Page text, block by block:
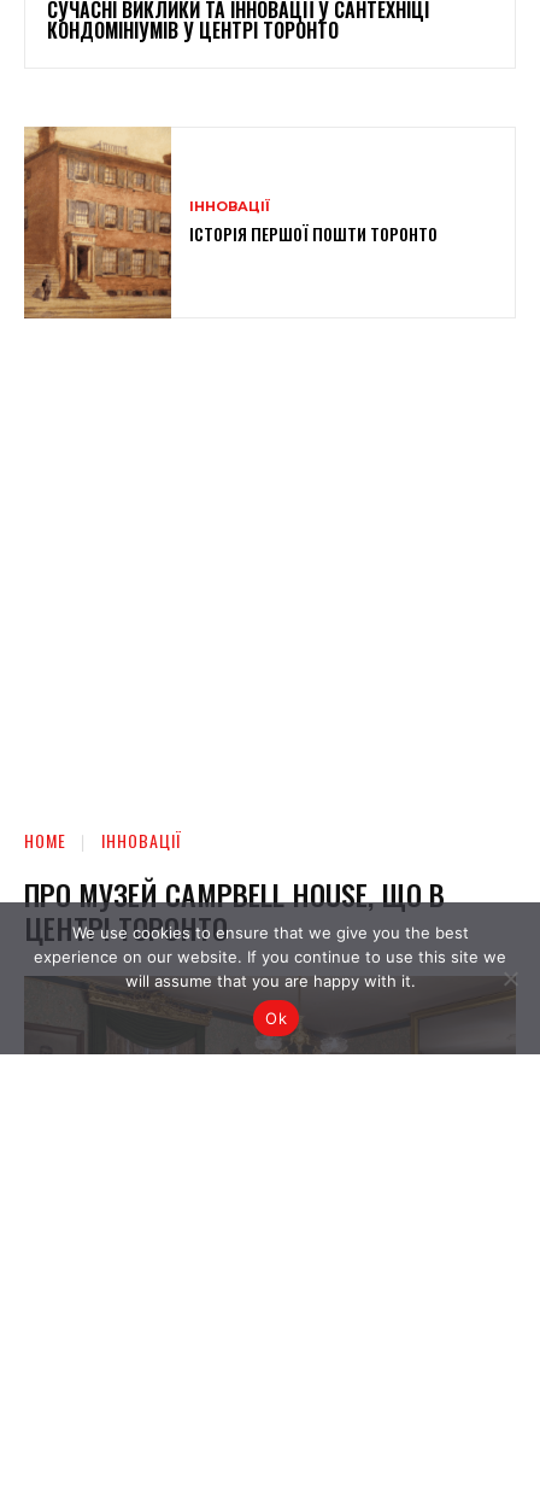
СУЧАСНІ ВИКЛИКИ ТА ІННОВАЦІЇ У САНТЕХНІЦІ
КОНДОМІНІУМІВ У ЦЕНТРІ ТОРОНТО
ІННОВАЦІЇ
ІСТОРІЯ ПЕРШОЇ ПОШТИ ТОРОНТО
We use cookies to ensure that we give you the best
experience on our website. If you continue to use this site we
will assume that you are happy with it.
Ok